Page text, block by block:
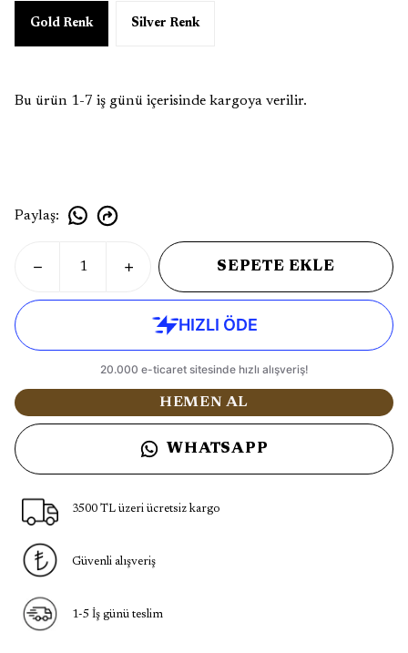
Gold Renk Silver Renk
Bu ürün 1-7 iş günü içerisinde kargoya verilir.
Paylaş:
SEPETE EKLE
HEMEN AL
WHATSAPP
3500 TL üzeri ücretsiz kargo
Güvenli alışveriş
1-5 İş günü teslim